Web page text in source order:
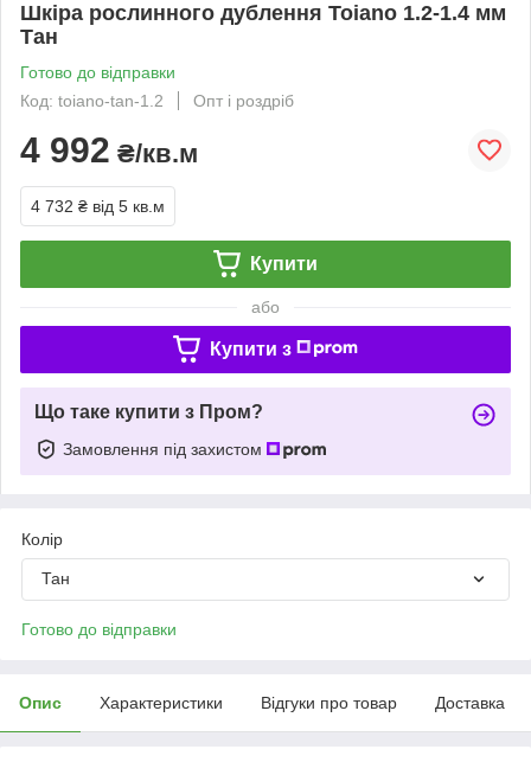
Шкіра рослинного дублення Toiano 1.2-1.4 мм
Тан
Готово до відправки
Код: toiano-tan-1.2
Опт і роздріб
4 992 ₴/кв.м
4 732 ₴ від 5 кв.м
Купити
або
Купити з
Що таке купити з Пром?
Замовлення під захистом
Колір
Тан
Готово до відправки
Опис Характеристики Відгуки про товар Доставка